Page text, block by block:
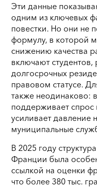
Эти данные
одним из ключевых
повестки. Но они не
формулу, в которой
снижению качества
включают
долгосрочных
правовом статусе.
также неодинаково:
поддерживает спрос
усиливает давление
муниципальные
В 2025 году
Франции была
ссылкой на оценки
что более 380 тыс.